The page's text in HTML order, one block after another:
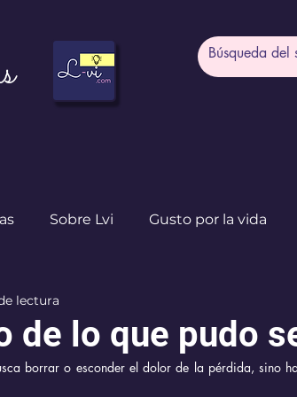
Sobre Lvi Gusto por la vida
de lo que pudo
lectura
borrar o esconder el dolor de la pérdida, sino